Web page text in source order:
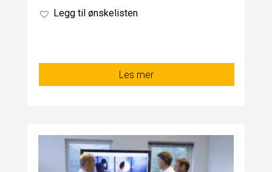
Legg til ønskelisten
Les mer